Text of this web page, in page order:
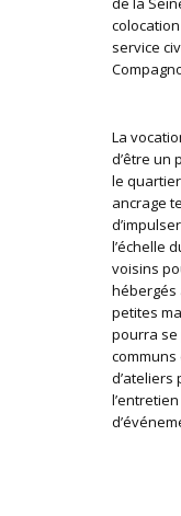
service
La
d’être un
le
ancrage
l’échelle
voisins
hébergés
petites
pourra se
communs
d’ateliers